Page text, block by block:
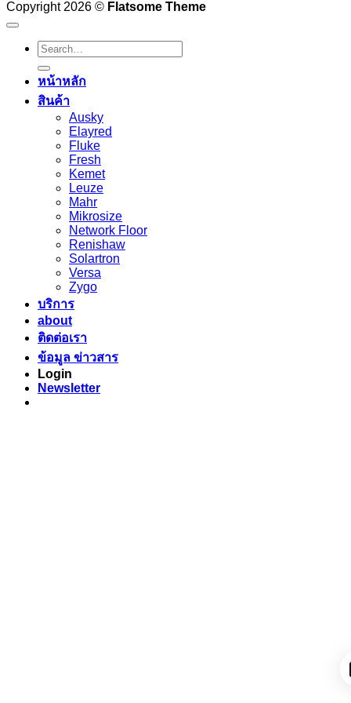
Copyright 2026 © Flatsome Theme
Search
for:
หน้าหลัก
สินค้า
Ausky
Elayred
Fluke
Fresh
Kemet
Leuze
Mahr
Mikrosize
Network Floor
Renishaw
Solartron
Versa
Zygo
บริการ
about
ติดต่อเรา
ข้อมูล ข่าวสาร
Login
Newsletter